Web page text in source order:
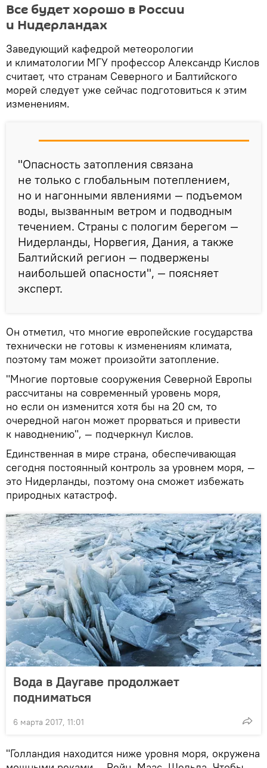
Все будет хорошо в России
и Нидерландах
Заведующий кафедрой метеорологии
и климатологии МГУ профессор Александр Кислов
считает, что странам Северного и Балтийского
морей следует уже сейчас подготовиться к этим
изменениям.
"Опасность затопления связана
не только с глобальным потеплением,
но и нагонными явлениями — подъемом
воды, вызванным ветром и подводным
течением. Страны с пологим берегом —
Нидерланды, Норвегия, Дания, а также
Балтийский регион — подвержены
наибольшей опасности", — поясняет
эксперт.
Он отметил, что многие европейские государства
технически не готовы к изменениям климата,
поэтому там может произойти затопление.
"Многие портовые сооружения Северной Европы
рассчитаны на современный уровень моря,
но если он изменится хотя бы на 20 см, то
очередной нагон может прорваться и привести
к наводнению", — подчеркнул Кислов.
Единственная в мире страна, обеспечивающая
сегодня постоянный контроль за уровнем моря, —
это Нидерланды, поэтому она сможет избежать
природных катастроф.
Вода в Даугаве продолжает
подниматься
6 марта 2017, 11:01
"Голландия находится ниже уровня моря, окружена